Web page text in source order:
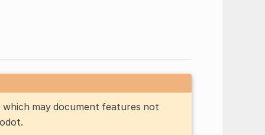
may document features not